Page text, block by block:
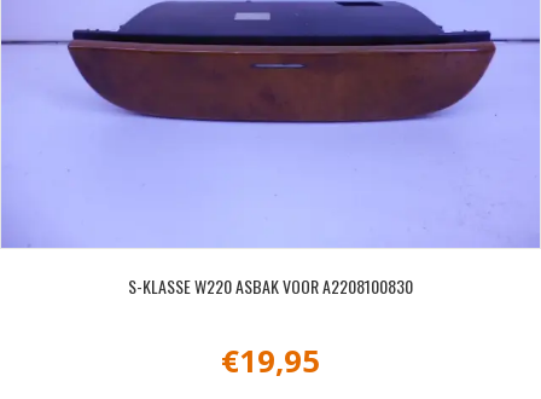
S-KLASSE W220 ASBAK VOOR A2208100830
€19,95